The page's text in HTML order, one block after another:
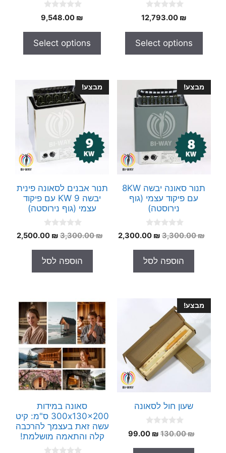
o
o
5
12,793.00 ₪
Select options
o
o
5
9,548.00 ₪
Select options
מבצע!
תנור סאונה יבשה 8KW
עם פיקוד עצמי (גוף
נירוסטה)
0
o
o
5
3,300.00₪
המחיר
היה:
3,300.00 ₪.
2,300.00 ₪
המחיר
הוספה לסל
מבצע!
תנור אבנים לסאונה פינית
יבשה 9 KW עם פיקוד
עצמי (גוף נירוסטה)
0
o
o
5
3,300.00₪
המחיר
היה:
3,300.00 ₪.
2,500.00 ₪
הוספה לסל
מבצע!
שעון חול לסאונה
0
o
130.00₪
המחיר
99.00 ₪
המחיר
סאונה במידות
300x130x200 ס"מ: קיט
עשה זאת בעצמך להרכבה
קלה והתאמה מושלמת!